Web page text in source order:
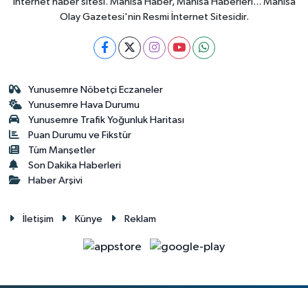
Olay Gazetesi'nin Resmi İnternet Sitesidir.
Yunusemre Nöbetçi Eczaneler
Yunusemre Hava Durumu
Yunusemre Trafik Yoğunluk Haritası
Puan Durumu ve Fikstür
Tüm Manşetler
Son Dakika Haberleri
Haber Arşivi
İletişim Künye Reklam